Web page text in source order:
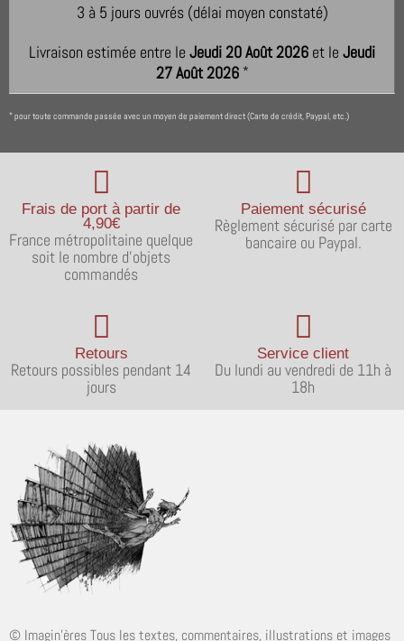
3 à 5 jours ouvrés (délai moyen constaté)
Livraison estimée entre le Jeudi 20 Août 2026 et le Jeudi
27 Août 2026 *
* pour toute commande passée avec un moyen de paiement direct (Carte de crédit, Paypal, etc.)
Frais de port à partir de
4,90€
France métropolitaine quelque
soit le nombre d'objets
commandés
Paiement sécurisé
Règlement sécurisé par carte
bancaire ou Paypal.
Retours
Retours possibles pendant 14
jours
Service client
Du lundi au vendredi de 11h à
18h
© Imagin'ères Tous les textes, commentaires, illustrations et images